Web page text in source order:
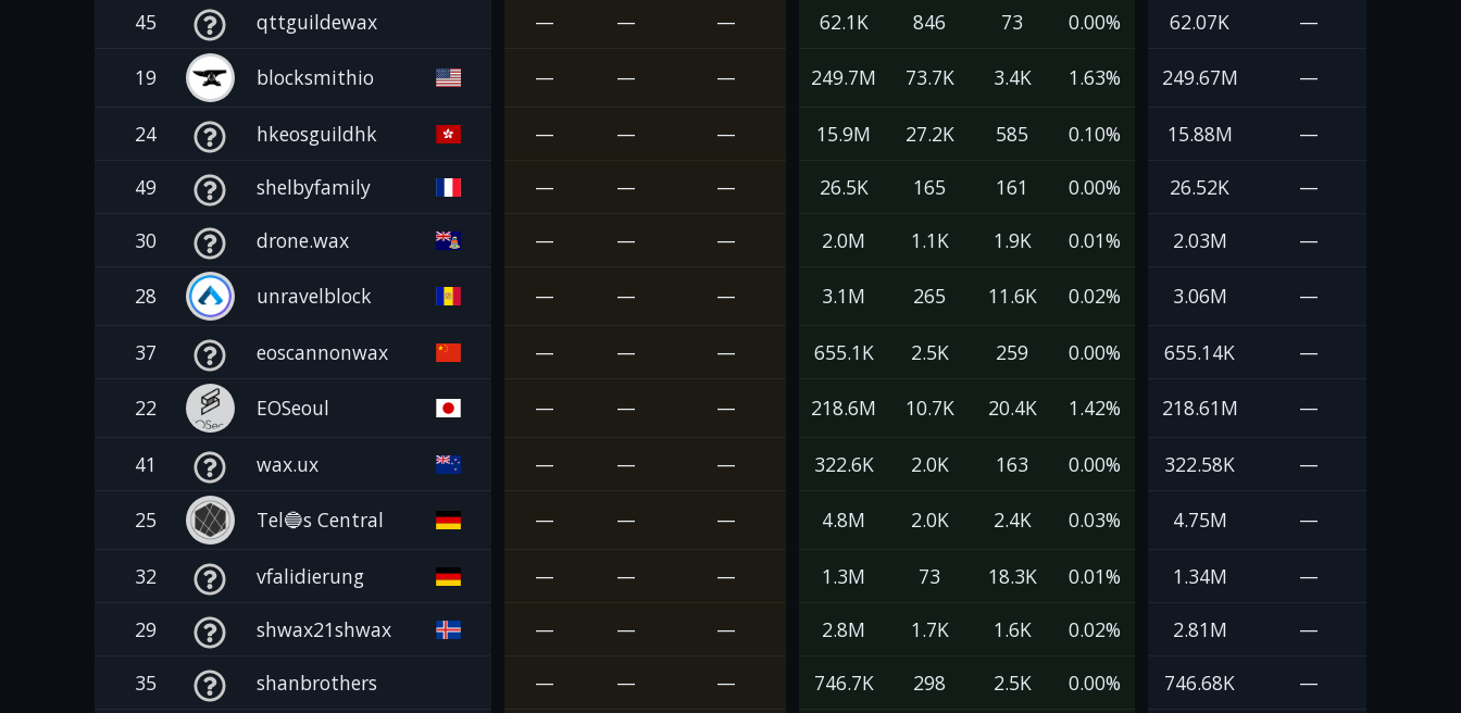
45 qttguildewax — — — 62.1K 846 73 0.00% 62.07K —
19 blocksmithio — — — 249.7M 73.7K 3.4K 1.63% 249.67M —
24 hkeosguildhk — — — 15.9M 27.2K 585 0.10% 15.88M —
49 shelbyfamily — — — 26.5K 165 161 0.00% 26.52K —
30 drone.wax — — — 2.0M 1.1K 1.9K 0.01% 2.03M —
28 unravelblock — — — 3.1M 265 11.6K 0.02% 3.06M —
37 eoscannonwax — — — 655.1K 2.5K 259 0.00% 655.14K —
22 EOSeoul — — — 218.6M 10.7K 20.4K 1.42% 218.61M —
41 wax.ux — — — 322.6K 2.0K 163 0.00% 322.58K —
25 Tel🔵s Central — — — 4.8M 2.0K 2.4K 0.03% 4.75M —
32 vfalidierung — — — 1.3M 73 18.3K 0.01% 1.34M —
29 shwax21shwax — — — 2.8M 1.7K 1.6K 0.02% 2.81M —
35 shanbrothers — — — 746.7K 298 2.5K 0.00% 746.68K —